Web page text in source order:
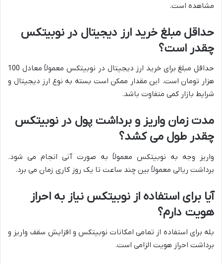
مشاهده است.
حداقل مبلغ خرید ارز دیجیتال در نوبیتکس
چقدر است؟
حداقل مبلغ برای خرید ارز دیجیتال در نوبیتکس معمولاً معادل 100
هزار تومان است. این مقدار ممکن است بسته به نوع ارز دیجیتال و
شرایط بازار کمی متفاوت باشد.
مدت زمان واریز و برداشت پول در نوبیتکس
چقدر طول می کشد؟
واریز وجه به نوبیتکس معمولاً به صورت آنی انجام می شود.
برداشت ریالی معمولاً بین چند ساعت تا یک روز کاری زمان می برد.
آیا برای استفاده از نوبیتکس نیاز به احراز
هویت دارم؟
بله برای استفاده از تمامی امکانات نوبیتکس و افزایش سقف واریز و
برداشت احراز هویت الزامی است.